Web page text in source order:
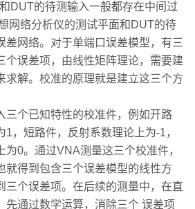
的待测输入一般都存在中间过
网络分析仪的测试平面和DUT的待
差网络。对于单端口误差模型，有三
个误差项，由线性矩阵理论，需要建
求解。校准的原理就是建立这三个方
个已知特性的校准件，例如开路
，短路件，反射系数理论上为-1，
为0。通过VNA测量这三个校准件，
就得到包含三个误差模型的线性方
三个误差项。在后续的测量中，在直
先通过数学运算，消除三个 误差项